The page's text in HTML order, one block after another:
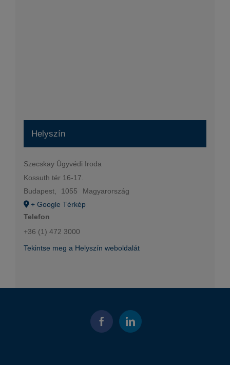
Helyszín
Szecskay Ügyvédi Iroda
Kossuth tér 16-17.
Budapest, 1055
Magyarország
+ Google Térkép
Telefon
+36 (1) 472 3000
Tekintse meg a Helyszín weboldalát